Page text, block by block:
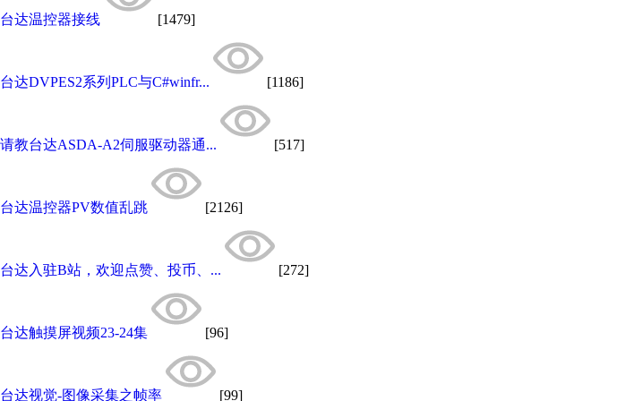
台达温控器接线 [1479]
台达DVPES2系列PLC与C#winfr... [1186]
请教台达ASDA-A2伺服驱动器通... [517]
台达温控器PV数值乱跳 [2126]
台达入驻B站，欢迎点赞、投币、... [272]
台达触摸屏视频23-24集 [96]
台达视觉-图像采集之帧率 [99]